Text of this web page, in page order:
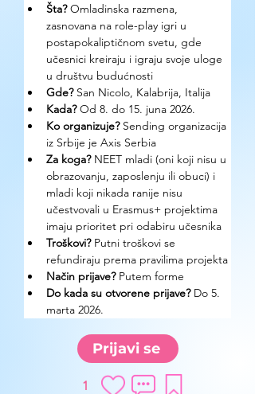
Šta? Omladinska razmena,
zasnovana na role-play igri u
postapokaliptičnom svetu, gde
učesnici kreiraju i igraju svoje uloge
u društvu budućnosti
Gde? San Nicolo, Kalabrija, Italija
Kada? Od 8. do 15. juna 2026.
Ko organizuje? Sending organizacija
iz Srbije je Axis Serbia
Za koga? NEET mladi (oni koji nisu u
obrazovanju, zaposlenju ili obuci) i
mladi koji nikada ranije nisu
učestvovali u Erasmus+ projektima
imaju prioritet pri odabiru učesnika
Troškovi? Putni troškovi se
refundiraju prema pravilima projekta
Način prijave? Putem forme
Do kada su otvorene prijave? Do 5.
marta 2026.
Prijavi se
1